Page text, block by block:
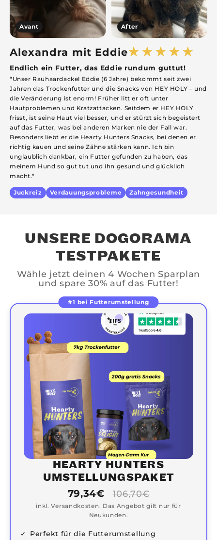
Avant After
Alexandra mit Eddie
Endlich ein Futter, das Eddie rundum guttut!
"Unser Rauhaardackel Eddie (6 Jahre) bekommt seit zwei
Jahren das Trockenfutter und die Snacks von HEY HOLY – und
die Veränderung ist enorm! Früher litt er oft unter
Hautproblemen und Kratzattacken. Seitdem er HEY HOLY
frisst, ist seine Haut viel besser, und er stürzt sich begeistert
auf das Futter, was bei anderen Marken nie der Fall war.
Besonders liebt er die Hearty Hunters Snacks, bei denen er
richtig kauen und seine Zähne stärken kann. Ich bin
unglaublich dankbar, ein Futter gefunden zu haben, das
meinem Hund so gut tut und ihn gesund und glücklich
macht."
Juckreiz Verdauungsprobleme Zahngesundheit
UNSERE DOGORAMA
TESTPAKETE
Wähle jetzt deinen 4 Wochen Sparplan
und spare 30% auf das Futter!
HEARTY HUNTERS
UMSTELLUNGSPAKET
79,34€ 106,70€
inkl. Versandkosten. Das Angebot gilt nur für
Neukunden.
Perfekt für die Futterumstellung
#1 bei Futterumstellung